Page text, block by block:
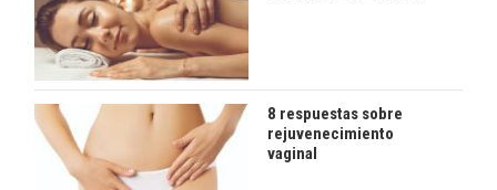
8 respuestas sobre
rejuvenecimiento
vaginal